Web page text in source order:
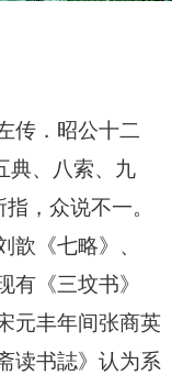
．昭公十二
典、八索、九
，众说不一。
歆《七略》、
有《三坟书》
元丰年间张商英
读书誌》认为系